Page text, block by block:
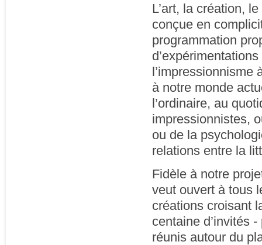
L’art, la création,
conçue en
programmation
l’impressionnisme
à notre monde
l’ordinaire, au
impressionnistes,
ou de la
relations entre la
Fidèle à notre
veut ouvert à tous
créations croisant
centaine d’invités
réunis autour du